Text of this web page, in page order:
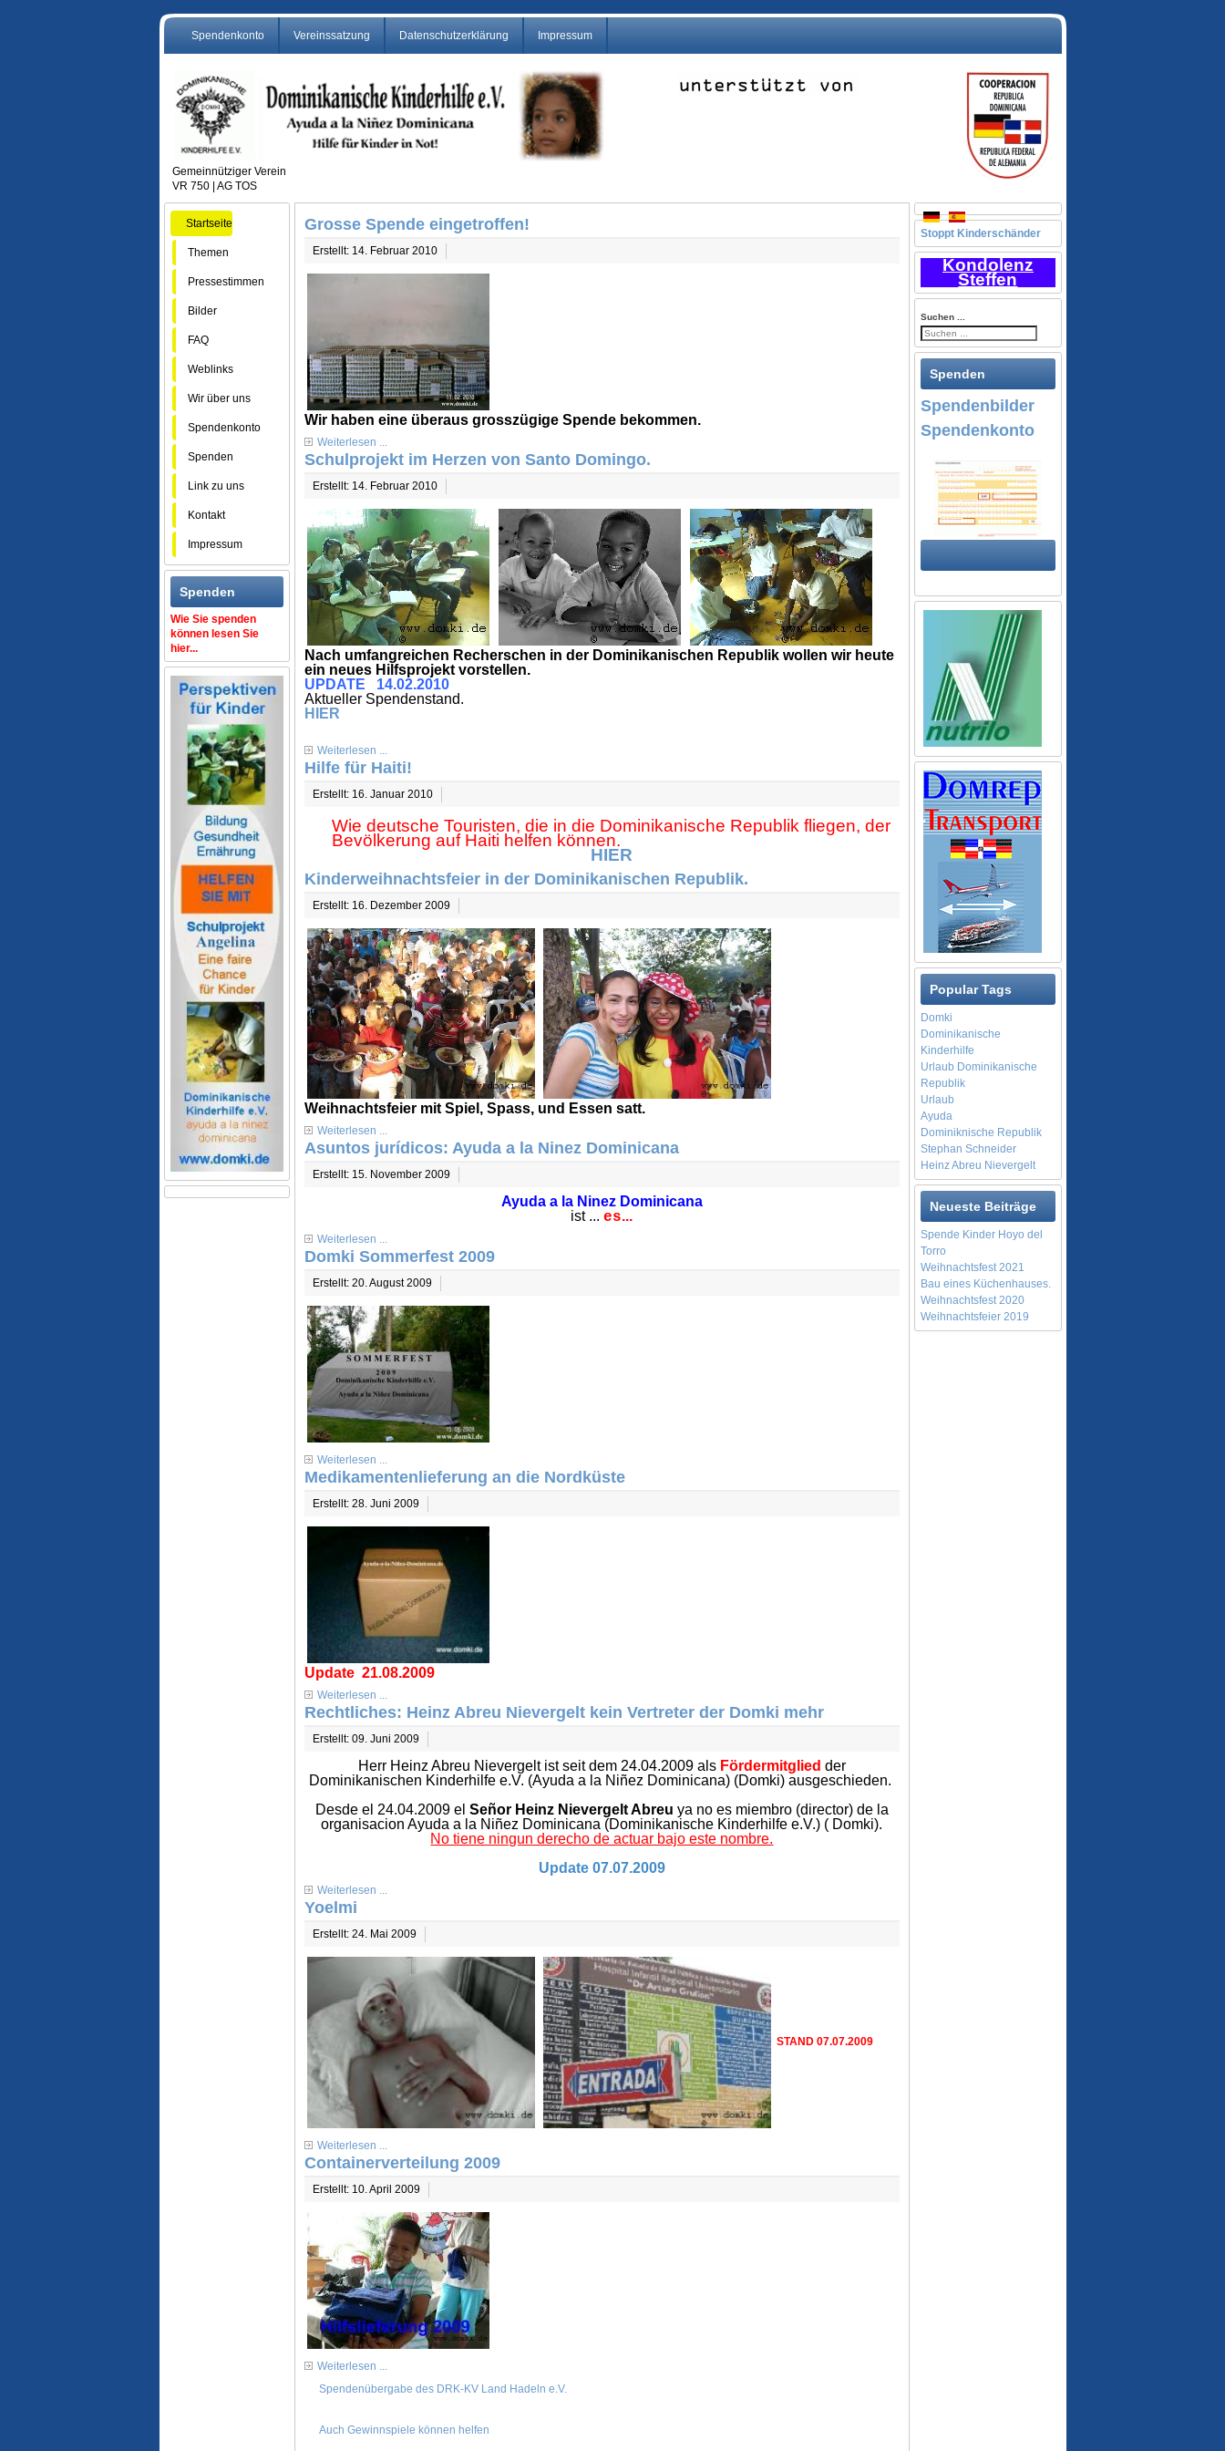
Spendenkonto Vereinssatzung Datenschutzerklärung Impressum
Gemeinnütziger Verein
VR 750 | AG TOS
Grosse Spende eingetroffen!
Erstellt: 14. Februar 2010
Wir haben eine überaus grosszügige Spende bekommen.
Weiterlesen ...
Schulprojekt im Herzen von Santo Domingo.
Erstellt: 14. Februar 2010
Nach umfangreichen Recherschen in der Dominikanischen Republik wollen wir heute
ein neues Hilfsprojekt vorstellen.
UPDATE 14.02.2010
Aktueller Spendenstand.
HIER
Weiterlesen ...
Hilfe für Haiti!
Erstellt: 16. Januar 2010
Wie deutsche Touristen, die in die Dominikanische Republik fliegen, der
Bevölkerung auf Haiti helfen können.
HIER
Kinderweihnachtsfeier in der Dominikanischen Republik.
Erstellt: 16. Dezember 2009
Weihnachtsfeier mit Spiel, Spass, und Essen satt.
Weiterlesen ...
Asuntos jurídicos: Ayuda a la Ninez Dominicana
Erstellt: 15. November 2009
Ayuda a la Ninez Dominicana
ist ...es...
Weiterlesen ...
Domki Sommerfest 2009
Erstellt: 20. August 2009
Weiterlesen ...
Medikamentenlieferung an die Nordküste
Erstellt: 28. Juni 2009
Update 21.08.2009
Weiterlesen ...
Rechtliches: Heinz Abreu Nievergelt kein Vertreter der Domki mehr
Erstellt: 09. Juni 2009
Herr Heinz Abreu Nievergelt ist seit dem 24.04.2009 als Fördermitglied der
Dominikanischen Kinderhilfe e.V. (Ayuda a la Niñez Dominicana) (Domki) ausgeschieden.
Desde el 24.04.2009 el Señor Heinz Nievergelt Abreu ya no es miembro (director) de la
organisacion Ayuda a la Niñez Dominicana (Dominikanische Kinderhilfe e.V.) ( Domki).
No tiene ningun derecho de actuar bajo este nombre.
Update 07.07.2009
Weiterlesen ...
Yoelmi
Erstellt: 24. Mai 2009
STAND 07.07.2009
Weiterlesen ...
Containerverteilung 2009
Erstellt: 10. April 2009
Weiterlesen ...
Spendenübergabe des DRK-KV Land Hadeln e.V.
Auch Gewinnspiele können helfen
Stoppt Kinderschänder
Kondolenz
Steffen
Suchen ...
Spenden
Spendenbilder
Spendenkonto
Popular Tags
Domki
Dominikanische
Kinderhilfe
Urlaub Dominikanische
Republik
Urlaub
Ayuda
Dominiknische Republik
Stephan Schneider
Heinz Abreu Nievergelt
Neueste Beiträge
Spende Kinder Hoyo del
Torro
Weihnachtsfest 2021
Bau eines Küchenhauses.
Weihnachtsfest 2020
Weihnachtsfeier 2019
Startseite
Themen
Pressestimmen
Bilder
FAQ
Weblinks
Wir über uns
Spendenkonto
Spenden
Link zu uns
Kontakt
Impressum
Spenden
Wie Sie spenden
können lesen Sie
hier...